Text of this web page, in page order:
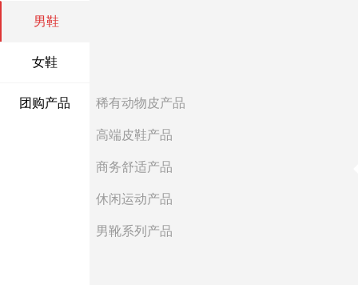
男鞋
女鞋
团购产品 稀有动物皮产品
高端皮鞋产品
商务舒适产品
休闲运动产品
男靴系列产品